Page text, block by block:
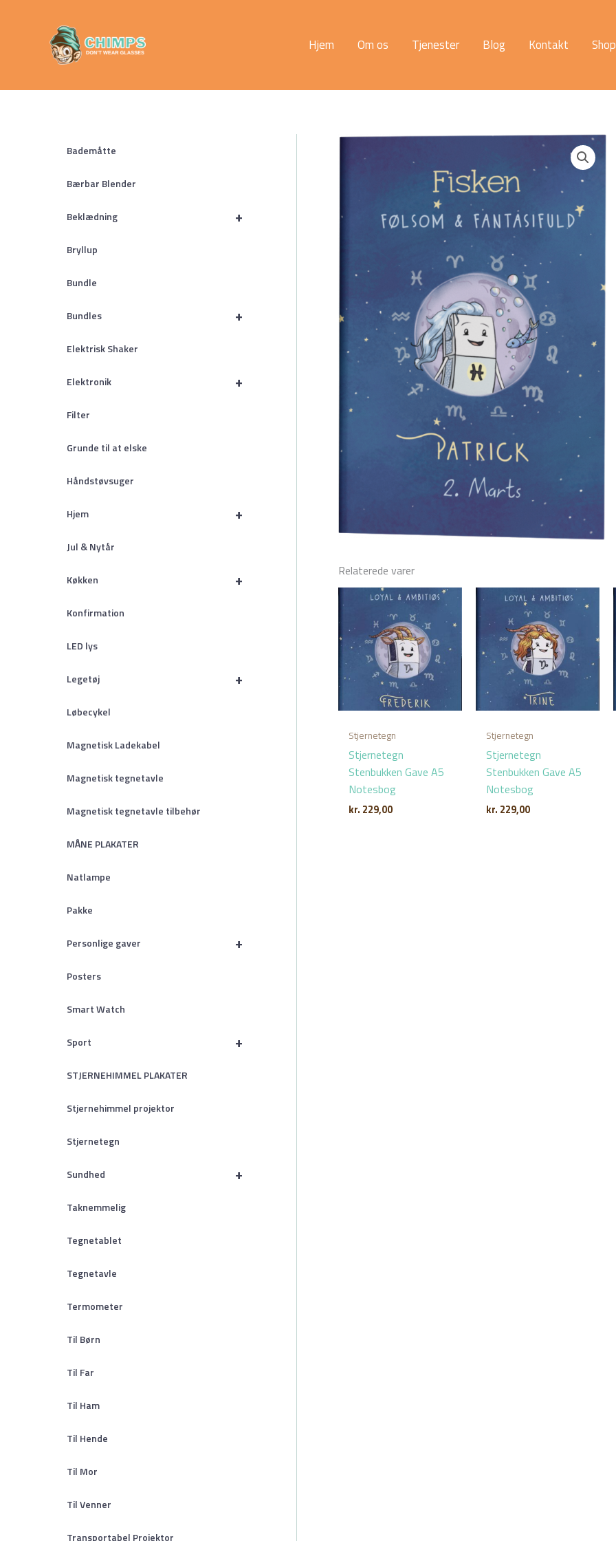
Hjem Om os Tjenester Blog Kontakt Shop
Bademåtte
Bærbar Blender
+
Beklædning
Bryllup
Bundle
+
Bundles
Elektrisk Shaker
+
Elektronik
Filter
Grunde til at elske
Håndstøvsuger
+
Hjem
Jul & Nytår
+
Køkken
Konfirmation
LED lys
+
Legetøj
Løbecykel
Magnetisk Ladekabel
Magnetisk tegnetavle
Magnetisk tegnetavle tilbehør
MÅNE PLAKATER
Natlampe
Pakke
+
Personlige gaver
Posters
Smart Watch
+
Sport
STJERNEHIMMEL PLAKATER
Stjernehimmel projektor
Stjernetegn
+
Sundhed
Taknemmelig
Tegnetablet
Tegnetavle
Termometer
Til Børn
Til Far
Til Ham
Til Hende
Til Mor
Til Venner
Transportabel Projektor
Relaterede varer
Stjernetegn
Stjernetegn
Stenbukken Gave A5
Notesbog
kr. 229,00
Stjernetegn
Stjernetegn
Stenbukken Gave A5
Notesbog
kr. 229,00